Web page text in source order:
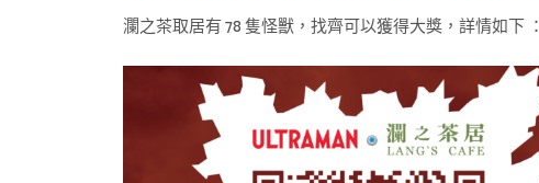
瀾之茶取居有 78 隻怪獸，找齊可以獲得大獎，詳情如下 ：